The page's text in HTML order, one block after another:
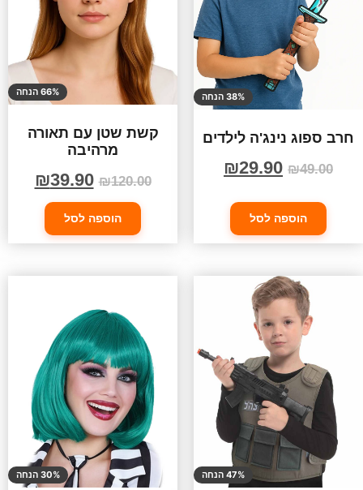
38% הנחה
חרב ספוג נינג'ה לילדים
₪49.00
₪29.90
הוספה לסל
66% הנחה
קשת שטן עם תאורה
מרהיבה
₪120.00
₪39.90
הוספה לסל
47% הנחה 30% הנחה